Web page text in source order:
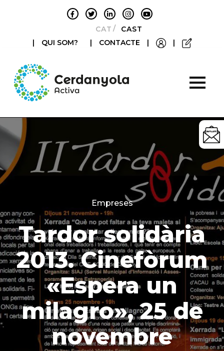
CATALÀCASTELLANO
|
QUI SOM? | CONTACTE | |
Categories
Empreses
Tardor solidària
2013. Cinefòrum
«Espera un
milagro», 25 de
novembre